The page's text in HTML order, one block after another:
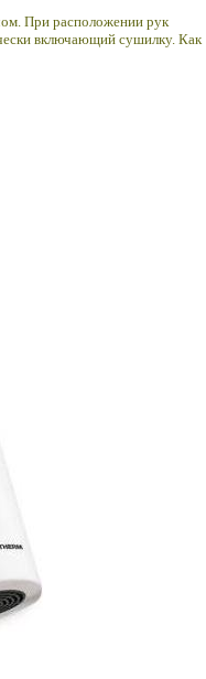
При расположении рук
включающий сушилку. Как